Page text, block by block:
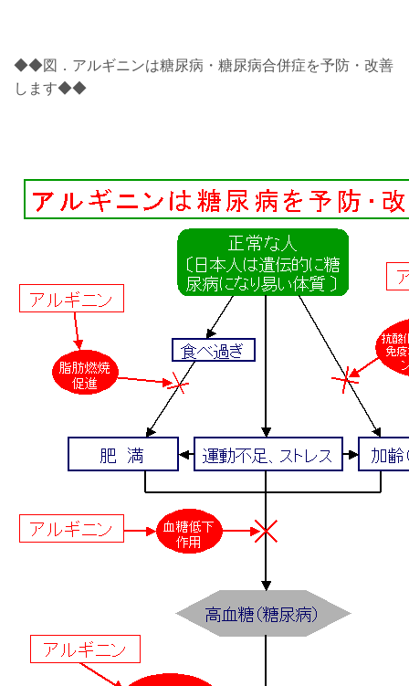
◆◆図．アルギニンは糖尿病・糖尿病合併症を予防・改善
します◆◆